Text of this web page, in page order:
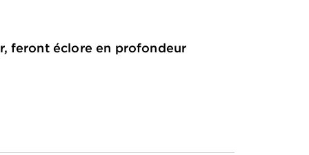
feront éclore en profondeur